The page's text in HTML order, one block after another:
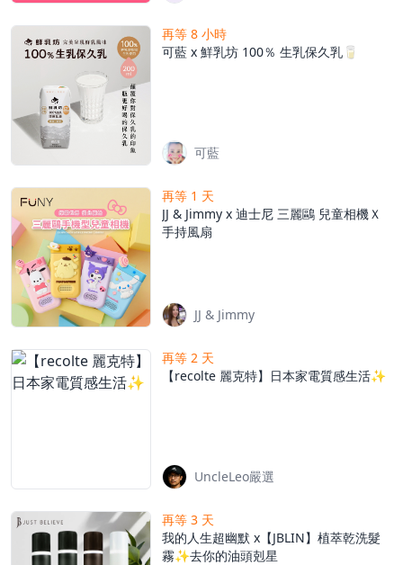
再等 8 小時
可藍 x 鮮乳坊 100％ 生乳保久乳🥛
可藍
再等 1 天
JJ & Jimmy x 迪士尼 三麗鷗 兒童相機Ｘ
手持風扇
JJ & Jimmy
再等 2 天
【recolte 麗克特】日本家電質感生活✨
UncleLeo嚴選
再等 3 天
我的人生超幽默 x【JBLIN】植萃乾洗髮
霧✨去你的油頭剋星